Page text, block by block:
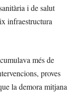
i de salut
infraestructura
més de
proves
la demora mitjana